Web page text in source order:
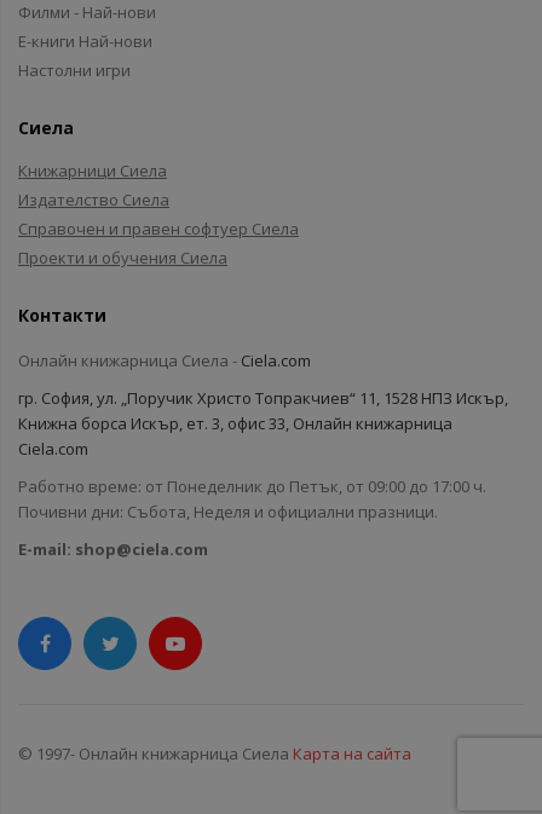
Филми - Най-нови
Е-книги Най-нови
Настолни игри
Сиела
Книжарници Сиела
Издателство Сиела
Справочен и правен софтуер Сиела
Проекти и обучения Сиела
Контакти
Онлайн книжарница Сиела - Ciela.com
гр. София, ул. „Поручик Христо Топракчиев“ 11, 1528 НПЗ Искър,
Книжна борса Искър, ет. 3, офис 33, Онлайн книжарница
Ciela.com
Работно време: от Понеделник до Петък, от 09:00 до 17:00 ч.
Почивни дни: Събота, Неделя и официални празници.
E-mail: shop@ciela.com
© 1997- Онлайн книжарница Сиела Карта на сайта